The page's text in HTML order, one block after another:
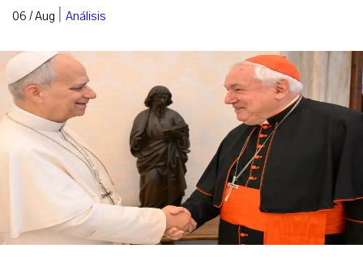
06 / Aug | Análisis